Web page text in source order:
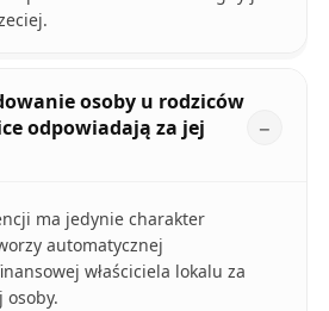
osoby u rodziców
odpowiadają za jej
ma jedynie charakter
automatycznej
właściciela lokalu za
osoby.